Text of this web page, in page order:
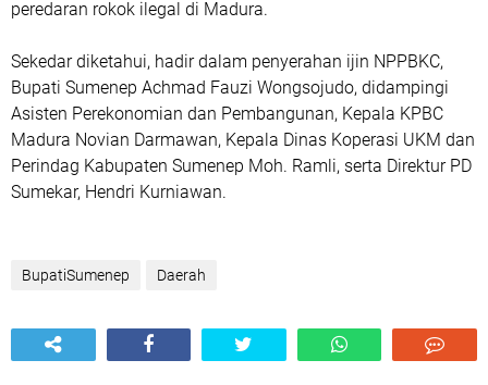
peredaran rokok ilegal di Madura.
Sekedar diketahui, hadir dalam penyerahan ijin NPPBKC,
Bupati Sumenep Achmad Fauzi Wongsojudo, didampingi
Asisten Perekonomian dan Pembangunan, Kepala KPBC
Madura Novian Darmawan, Kepala Dinas Koperasi UKM dan
Perindag Kabupaten Sumenep Moh. Ramli, serta Direktur PD
Sumekar, Hendri Kurniawan.
BupatiSumenep Daerah